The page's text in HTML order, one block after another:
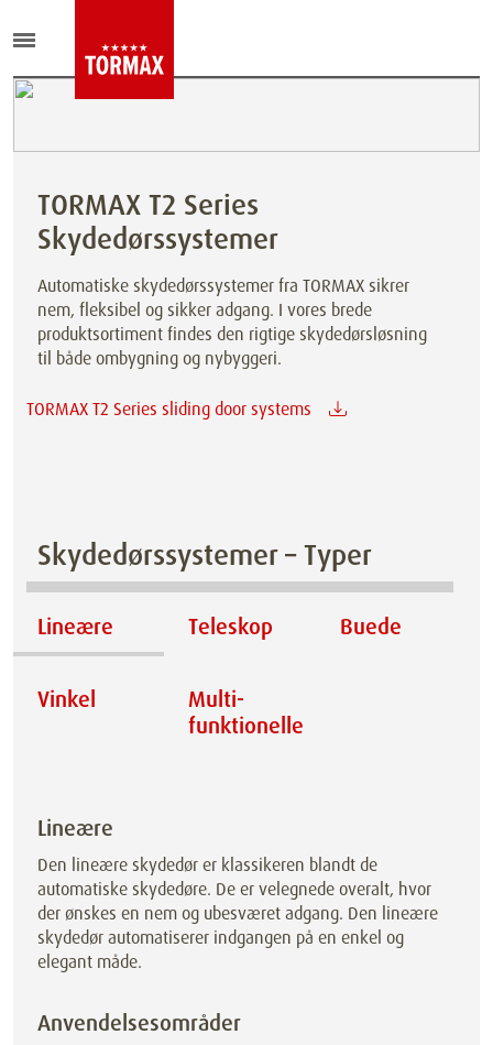
TORMAX T2 Series
Skydedørssystemer
Automatiske skydedørssystemer fra TORMAX sikrer
nem, fleksibel og sikker adgang. I vores brede
produktsortiment findes den rigtige skydedørsløsning
til både ombygning og nybyggeri.
TORMAX T2 Series sliding door systems
Skydedørssystemer – Typer
Lineære Teleskop Buede
Vinkel
Multi­
funktionelle
Lineære
Den lineære skydedør er klassikeren blandt de
automatiske skydedøre. De er velegnede overalt, hvor
der ønskes en nem og ubesværet adgang. Den lineære
skydedør automatiserer indgangen på en enkel og
elegant måde.
Anvendelsesområder